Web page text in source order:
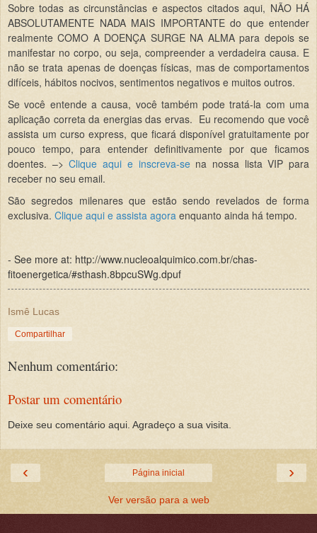
Sobre todas as circunstâncias e aspectos citados aqui, NÃO HÁ
ABSOLUTAMENTE NADA MAIS IMPORTANTEdo que entender
realmenteCOMO A DOENÇA SURGE NA ALMApara depois se
manifestar no corpo, ou seja, compreender a verdadeira causa. E
não se trata apenas de doenças físicas, mas de comportamentos
difíceis, hábitos nocivos, sentimentos negativos e muitos outros.
Se você entende a causa, você também pode tratá-la com uma
aplicação correta da energias das ervas. Eu recomendo que você
assista um curso express, que ficará disponível gratuitamente por
pouco tempo, para entender definitivamente por que ficamos
doentes. –>Clique aqui e inscreva-se na nossa lista VIP para
receber no seu email.
São segredos milenares que estão sendo revelados de forma
exclusiva. Clique aqui e assista agora enquanto ainda há tempo.
- See more at: http://www.nucleoalquimico.com.br/chas-
fitoenergetica/#sthash.8bpcuSWg.dpuf
Ismê Lucas
Compartilhar
Nenhum comentário:
Postar um comentário
Deixe seu comentário aqui. Agradeço a sua visita.
‹ ›
Página inicial
Ver versão para a web